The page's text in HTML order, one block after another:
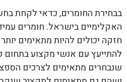
בבחירת החומרים, כדאי לקחת
האקלימיים בישראל. חומרים
חזקה יכולים להיות מתאימים
להתייעץ עם אנשי מקצוע בתחום
שנבחרים מתאימים לצרכים